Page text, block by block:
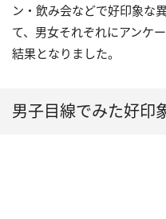
ン・飲み会などで好印象な
て、男女それぞれにアンケ
結果となりました。
男子目線でみた好印